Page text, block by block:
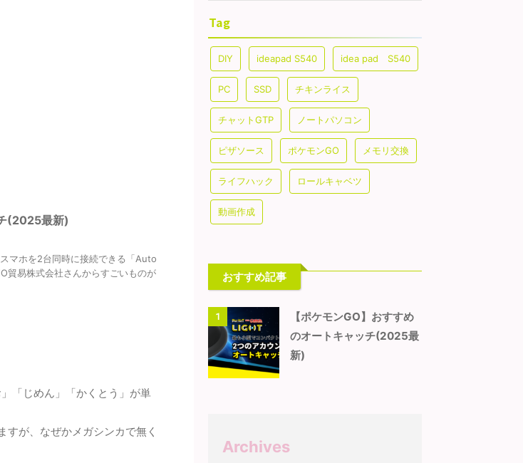
(2025最新)
マホを2台同時に接続できる「Auto
貿易株式会社さんからすごいものが
「じめん」「かくとう」が単
が、なぜかメガシンカで無く
Tag
DIY ideapad S540 idea pad S540
PC SSD チキンライス
チャットGTP ノートパソコン
ピザソース ポケモンGO メモリ交換
ライフハック ロールキャベツ
動画作成
おすすめ記事
1
【ポケモンGO】おすすめ
のオートキャッチ(2025最
新)
Archives